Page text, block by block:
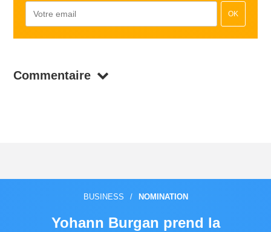
OK
Commentaire
BUSINESS / NOMINATION
Yohann Burgan prend la